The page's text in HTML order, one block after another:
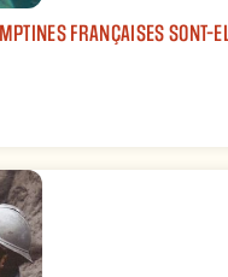
FRANÇAISES SONT-